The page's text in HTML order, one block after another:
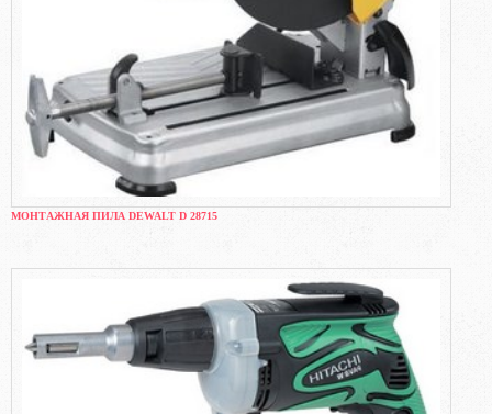
МОНТАЖНАЯ ПИЛА DEWALT D 28715